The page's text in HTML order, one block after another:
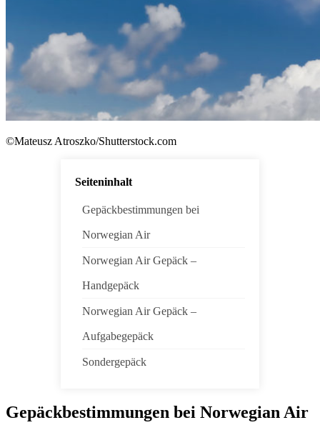
©Mateusz Atroszko/Shutterstock.com
Seiteninhalt
Gepäckbestimmungen bei
Norwegian Air
Norwegian Air Gepäck –
Handgepäck
Norwegian Air Gepäck –
Aufgabegepäck
Sondergepäck
Gepäckbestimmungen bei Norwegian Air